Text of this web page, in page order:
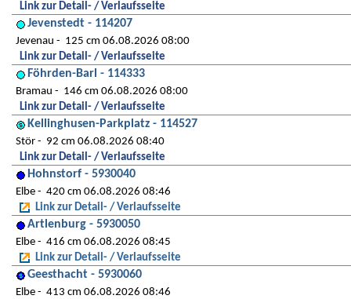
Link zur Detail- / Verlaufsseite
Jevenstedt - 114207
Jevenau
125 cm 06.08.2026 08:00
Link zur Detail- / Verlaufsseite
Föhrden-Barl - 114333
Bramau
146 cm 06.08.2026 08:00
Link zur Detail- / Verlaufsseite
Kellinghusen-Parkplatz - 114527
Stör
92 cm 06.08.2026 08:40
Link zur Detail- / Verlaufsseite
Hohnstorf - 5930040
Elbe
420 cm 06.08.2026 08:46
Link zur Detail- / Verlaufsseite
Artlenburg - 5930050
Elbe
416 cm 06.08.2026 08:45
Link zur Detail- / Verlaufsseite
Geesthacht - 5930060
Elbe
413 cm 06.08.2026 08:46